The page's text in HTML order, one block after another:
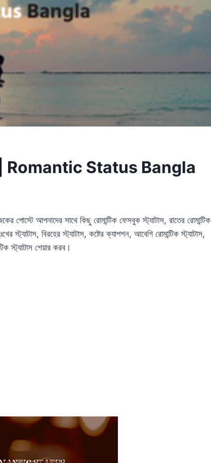
| Romantic Status Bangla
পোস্টে আপনাদের সাথে কিছু রোমান্টিক ফেসবুক স্ট্যাটাস, রাতের রোমান্টিক
স্ট্যাটাস, বিরহের স্ট্যাটাস, কষ্টের ক্যাপশন, আবেগি রোমান্টিক স্ট্যাটাস,
স্ট্যাটাস শেয়ার করব।